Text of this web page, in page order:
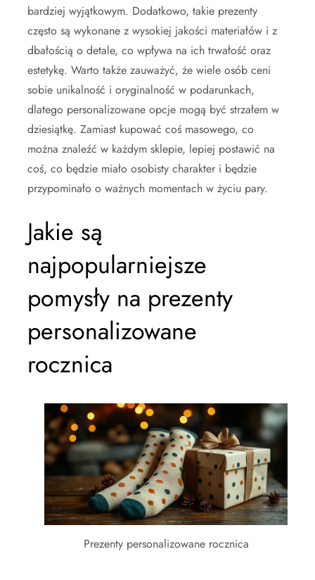
bardziej wyjątkowym. Dodatkowo, takie prezenty
często są wykonane z wysokiej jakości materiałów i z
dbałością o detale, co wpływa na ich trwałość oraz
estetykę. Warto także zauważyć, że wiele osób ceni
sobie unikalność i oryginalność w podarunkach,
dlatego personalizowane opcje mogą być strzałem w
dziesiątkę. Zamiast kupować coś masowego, co
można znaleźć w każdym sklepie, lepiej postawić na
coś, co będzie miało osobisty charakter i będzie
przypominało o ważnych momentach w życiu pary.
Jakie są
najpopularniejsze
pomysły na prezenty
personalizowane
rocznica
Prezenty personalizowane rocznica